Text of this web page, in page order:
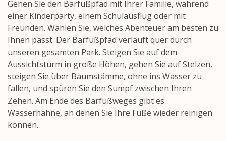
Gehen Sie den Barfußpfad mit Ihrer Familie, während
einer Kinderparty, einem Schulausflug oder mit
Freunden. Wählen Sie, welches Abenteuer am besten zu
Ihnen passt. Der Barfußpfad verläuft quer durch
unseren gesamten Park. Steigen Sie auf dem
Aussichtsturm in große Höhen, gehen Sie auf Stelzen,
steigen Sie über Baumstämme, ohne ins Wasser zu
fallen, und spüren Sie den Sumpf zwischen Ihren
Zehen. Am Ende des Barfußweges gibt es
Wasserhähne, an denen Sie Ihre Füße wieder reinigen
können.